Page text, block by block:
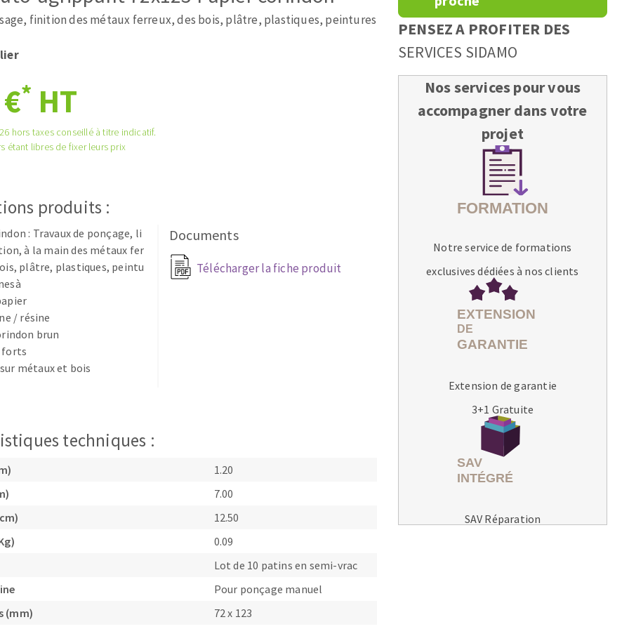
à profil
diamantés
Système auto-nivelant à cale
Système auto-nivelant à vis
MACHINES POUR LE TRAVAIL DU
MÉTAL
Tronçonneuses
finition des métaux ferreux, des bois, plâtre, plastiques, peintures
* HT
hors taxes conseillé à titre indicatif.
étant libres de fixer leurs prix
produits :
: Travaux de ponçage, li
à la main des métaux fer
plâtre, plastiques, peintu
/ résine
brun
forts
métaux et bois
Documents
Télécharger la fiche produit
techniques :
1.20
7.00
12.50
0.09
Lot de 10 patins en semi-vrac
Pour ponçage manuel
(mm)
72 x 123
PENSEZ A PROFITER DES
SERVICES SIDAMO
Nos services pour vous
accompagner dans votre
projet
Notre service de formations
exclusives dédiées à nos clients
Extension de garantie
3+1 Gratuite
SAV Réparation